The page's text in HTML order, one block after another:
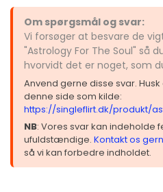
Om spørgsmål og svar:
Vi forsøger at besvare de
"Astrology For The Soul" så
hvorvidt det er noget, som
Anvend gerne disse svar.
denne side som kilde:
https://singleflirt.dk/produkt/
NB: Vores svar kan indeholde
ufuldstændige. Kontakt os
så vi kan forbedre indholdet.